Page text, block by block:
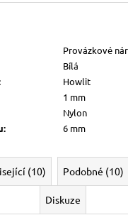
Provázkové
Bílá
Howlit
1 mm
Nylon
: 6 mm
(10) Podobné (10)
Diskuze